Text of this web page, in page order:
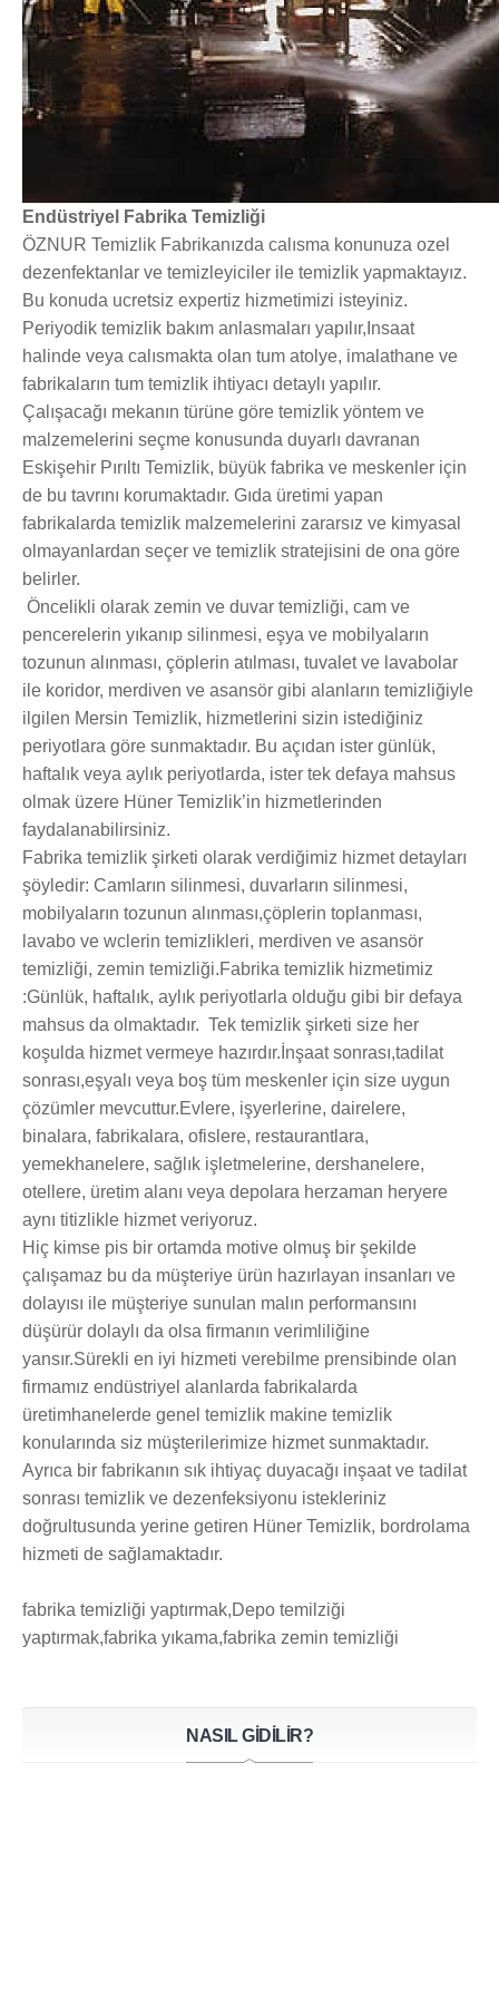
Endüstriyel Fabrika Temizliği
ÖZNUR Temizlik Fabrikanızda calısma konunuza ozel
dezenfektanlar ve temizleyiciler ile temizlik yapmaktayız.
Bu konuda ucretsiz expertiz hizmetimizi isteyiniz.
Periyodik temizlik bakım anlasmaları yapılır,Insaat
halinde veya calısmakta olan tum atolye, imalathane ve
fabrikaların tum temizlik ihtiyacı detaylı yapılır.
Çalışacağı mekanın türüne göre temizlik yöntem ve
malzemelerini seçme konusunda duyarlı davranan
Eskişehir Pırıltı Temizlik, büyük fabrika ve meskenler için
de bu tavrını korumaktadır. Gıda üretimi yapan
fabrikalarda temizlik malzemelerini zararsız ve kimyasal
olmayanlardan seçer ve temizlik stratejisini de ona göre
belirler.
Öncelikli olarak zemin ve duvar temizliği, cam ve
pencerelerin yıkanıp silinmesi, eşya ve mobilyaların
tozunun alınması, çöplerin atılması, tuvalet ve lavabolar
ile koridor, merdiven ve asansör gibi alanların temizliğiyle
ilgilen Mersin Temizlik, hizmetlerini sizin istediğiniz
periyotlara göre sunmaktadır. Bu açıdan ister günlük,
haftalık veya aylık periyotlarda, ister tek defaya mahsus
olmak üzere Hüner Temizlik’in hizmetlerinden
faydalanabilirsiniz.
Fabrika temizlik şirketi olarak verdiğimiz hizmet detayları
şöyledir: Camların silinmesi, duvarların silinmesi,
mobilyaların tozunun alınması,çöplerin toplanması,
lavabo ve wclerin temizlikleri, merdiven ve asansör
temizliği, zemin temizliği.Fabrika temizlik hizmetimiz
:Günlük, haftalık, aylık periyotlarla olduğu gibi bir defaya
mahsus da olmaktadır. Tek temizlik şirketi size her
koşulda hizmet vermeye hazırdır.İnşaat sonrası,tadilat
sonrası,eşyalı veya boş tüm meskenler için size uygun
çözümler mevcuttur.Evlere, işyerlerine, dairelere,
binalara, fabrikalara, ofislere, restaurantlara,
yemekhanelere, sağlık işletmelerine, dershanelere,
otellere, üretim alanı veya depolara herzaman heryere
aynı titizlikle hizmet veriyoruz.
Hiç kimse pis bir ortamda motive olmuş bir şekilde
çalışamaz bu da müşteriye ürün hazırlayan insanları ve
dolayısı ile müşteriye sunulan malın performansını
düşürür dolaylı da olsa firmanın verimliliğine
yansır.Sürekli en iyi hizmeti verebilme prensibinde olan
firmamız endüstriyel alanlarda fabrikalarda
üretimhanelerde genel temizlik makine temizlik
konularında siz müşterilerimize hizmet sunmaktadır.
Ayrıca bir fabrikanın sık ihtiyaç duyacağı inşaat ve tadilat
sonrası temizlik ve dezenfeksiyonu istekleriniz
doğrultusunda yerine getiren Hüner Temizlik, bordrolama
hizmeti de sağlamaktadır.
fabrika temizliği yaptırmak,Depo temilziği
yaptırmak,fabrika yıkama,fabrika zemin temizliği
NASIL GİDİLİR?